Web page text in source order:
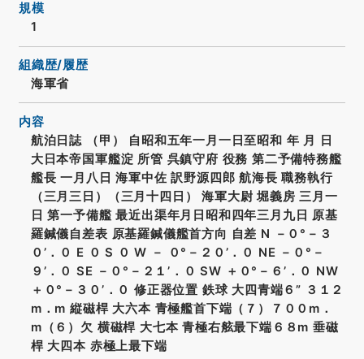
規模
1
組織歴/履歴
海軍省
内容
航泊日誌 （甲） 自昭和五年一月一日至昭和 年 月 日
大日本帝国軍艦淀 所管 呉鎮守府 役務 第二予備特務艦
艦長 一月八日 海軍中佐 訳野源四郎 航海長 職務執行
（三月三日）（三月十四日） 海軍大尉 堀義房 三月一
日 第一予備艦 最近出渠年月日昭和四年三月九日 原基
羅鍼儀自差表 原基羅鍼儀艦首方向 自差 N －０°－３
０’．０ E ０ S ０ W － ０°－２０’．０ NE －０°－
９’．０ SE －０°－２１’．０ SW ＋０°－６’．０ NW
＋０°－３０’．０ 修正器位置 鉄球 大四青端６” ３１２
m．m 縦磁桿 大六本 青極艦首下端（７）７００m．
m（６）欠 横磁桿 大七本 青極右舷最下端６８m 垂磁
桿 大四本 赤極上最下端